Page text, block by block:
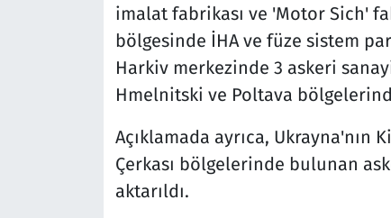
imalat fabrikası ve 'Motor Sich'
bölgesinde İHA ve füze sistem
Harkiv merkezinde 3 askeri
Hmelnitski ve Poltava
Açıklamada ayrıca, Ukrayna'nın
Çerkası bölgelerinde bulunan
aktarıldı.